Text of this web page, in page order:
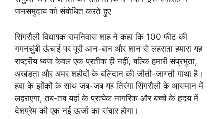
जनसमुदाय को संबोधित करते हुए
सिंगरौली विधायक रामनिवास शाह ने कहा कि 100 फीट की
गगनचुंबी ऊंचाई पर पूरी आन-बान और शान से लहराता हमारा यह
राष्ट्रीय ध्वज केवल एक प्रतीक ही नहीं, बल्कि हमारी संप्रभुता,
अखंडता और अमर शहीदों के बलिदान की जीती-जागती गाथा है।
हवा के झोंकों के साथ जब-जब यह तिरंगा सिंगरौली के आसमान में
लहराएगा, तब-तब यहां के प्रत्येक नागरिक और बच्चे के हृदय में
देशप्रेम की एक नई ऊर्जा का संचार होगा।